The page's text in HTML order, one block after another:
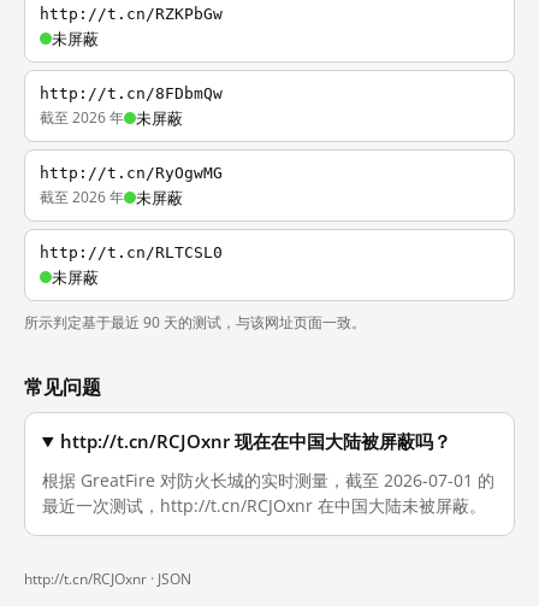
http://t.cn/RZKPbGw
未屏蔽
http://t.cn/8FDbmQw
截至 2026 年 未屏蔽
http://t.cn/RyOgwMG
截至 2026 年 未屏蔽
http://t.cn/RLTCSL0
未屏蔽
所示判定基于最近 90 天的测试，与该网址页面一致。
常见问题
http://t.cn/RCJOxnr 现在在中国大陆被屏蔽吗？
根据 GreatFire 对防火长城的实时测量，截至 2026-07-01 的
最近一次测试，http://t.cn/RCJOxnr 在中国大陆未被屏蔽。
http://t.cn/RCJOxnr · JSON